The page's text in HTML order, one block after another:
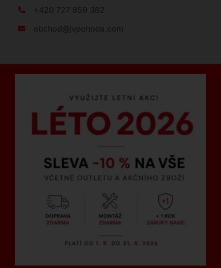
+420 727 859 382
obchod@jvpohoda.com